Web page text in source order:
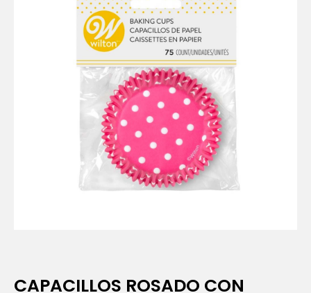
CAPACILLOS ROSADO CON